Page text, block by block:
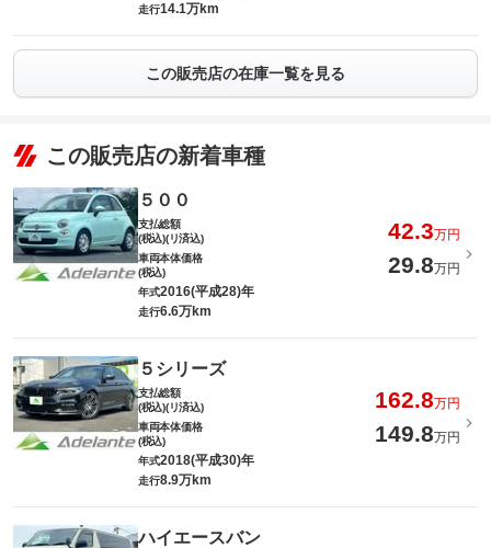
走行14.1万km
この販売店の在庫一覧を見る
この販売店の新着車種
５００
支払総額
(税込)(リ済込)
42.3万円
車両本体価格
(税込)
29.8万円
年式2016(平成28)年
走行6.6万km
５シリーズ
支払総額
(税込)(リ済込)
162.8万円
車両本体価格
(税込)
149.8万円
年式2018(平成30)年
走行8.9万km
ハイエースバン